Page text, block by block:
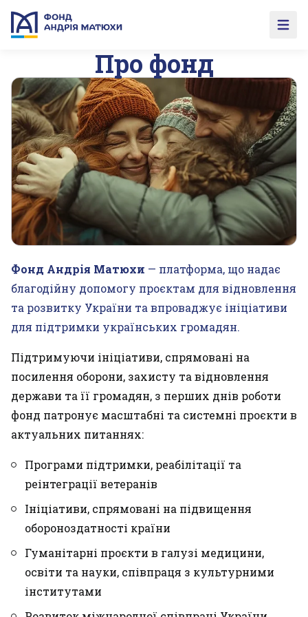
Open
Про фонд
Фонд Андрія Матюхи — платформа, що надає
благодійну допомогу проєктам для відновлення
та розвитку України та впроваджує ініціативи
для підтримки українських громадян.
Підтримуючи ініціативи, спрямовані на
посилення оборони, захисту та відновлення
держави та її громадян, з перших днів роботи
фонд патронує масштабні та системні проєкти в
актуальних питаннях:
Програми підтримки, реабілітації та
реінтеграції ветеранів
Ініціативи, спрямовані на підвищення
обороноздатності країни
Гуманітарні проєкти в галузі медицини,
освіти та науки, співпраця з культурними
інститутами